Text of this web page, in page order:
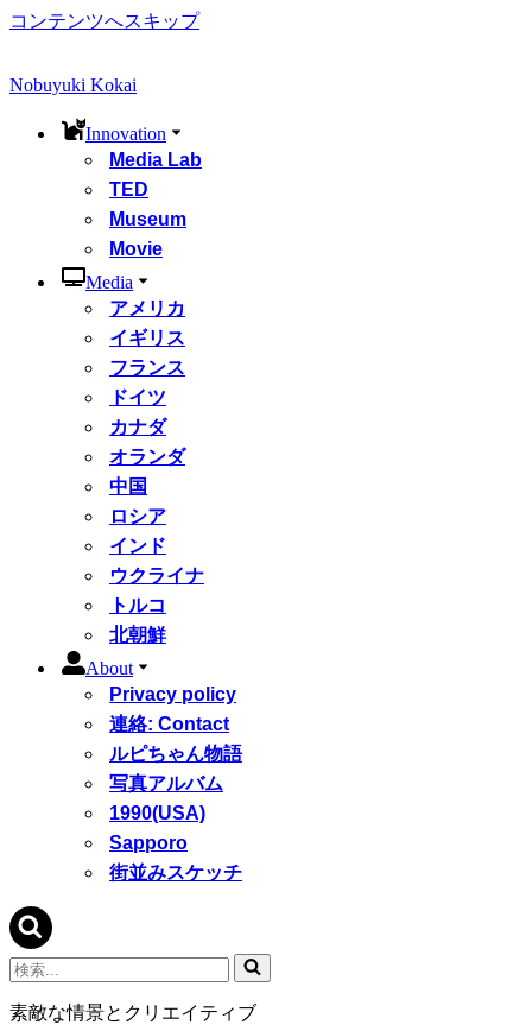
コンテンツへスキップ
Nobuyuki Kokai
Innovation
Media Lab
TED
Museum
Movie
Media
アメリカ
イギリス
フランス
ドイツ
カナダ
オランダ
中国
ロシア
インド
ウクライナ
トルコ
北朝鮮
About
Privacy policy
連絡: Contact
ルピちゃん物語
写真アルバム
1990(USA)
Sapporo
街並みスケッチ
検
索...
素敵な情景とクリエイティブ